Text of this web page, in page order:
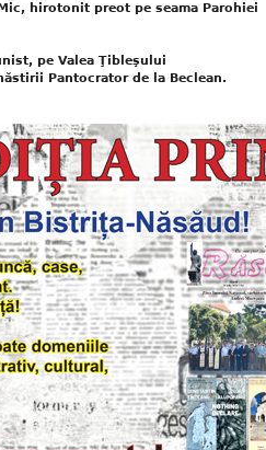
hirotonit preot pe seama Parohiei
pe Valea Ţibleşului
Pantocrator de la Beclean.